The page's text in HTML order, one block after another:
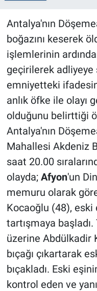
Antalya'nın
boğazını keserek
işlemlerinin
geçirilerek adliyeye
emniyetteki
anlık öfke ile olayı
olduğunu belirttiği
Antalya'nın
Mahallesi Akdeniz
saat 20.00
olayda; Afyon'un
memuru olarak
Kocaoğlu (48), eski
tartışmaya
üzerine Abdülkadir
bıçağı çıkartarak
bıçakladı. Eski
kontrol eden ve
Magazin
Bilim ve